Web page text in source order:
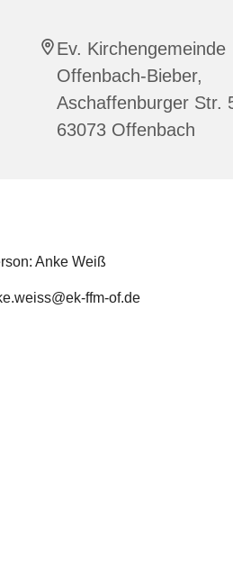
Ev. Kirchengemeinde
Offenbach-Bieber,
Aschaffenburger Str.
63073 Offenbach
Anke Weiß
ffm-of.de